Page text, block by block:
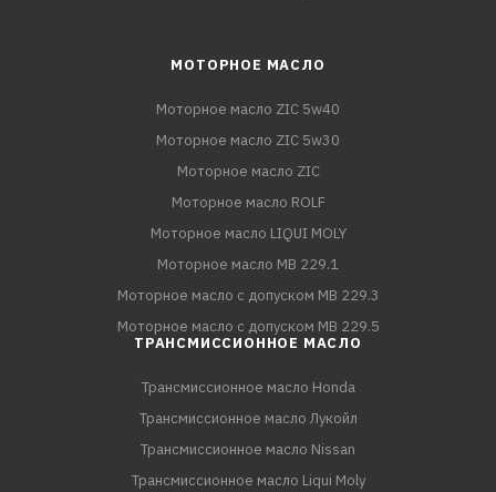
МОТОРНОЕ МАСЛО
Моторное масло ZIC 5w40
Моторное масло ZIC 5w30
Моторное масло ZIC
Моторное масло ROLF
Моторное масло LIQUI MOLY
Моторное масло MB 229.1
Моторное масло с допуском MB 229.3
Моторное масло с допуском MB 229.5
ТРАНСМИССИОННОЕ МАСЛО
Трансмиссионное масло Honda
Трансмиссионное масло Лукойл
Трансмиссионное масло Nissan
Трансмиссионное масло Liqui Moly